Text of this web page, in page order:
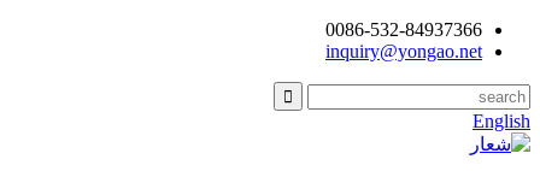
0086-532-84937366
inquiry@yongao.net
English